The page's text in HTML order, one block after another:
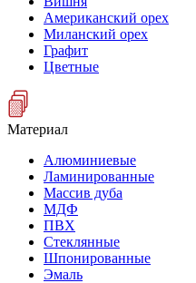
Американский орех
Миланский орех
Графит
Цветные
Материал
Алюминиевые
Ламинированные
Массив дуба
МДФ
ПВХ
Стеклянные
Шпонированные
Эмаль